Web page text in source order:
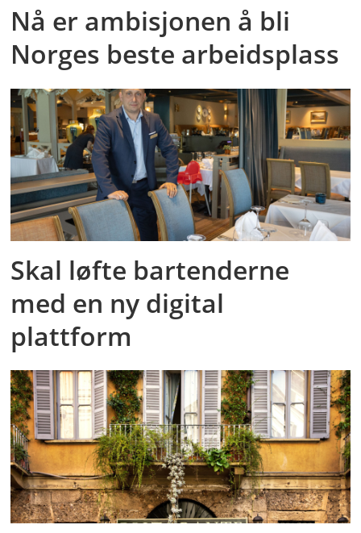
Nå er ambisjonen å bli
Norges beste arbeidsplass
Skal løfte bartenderne
med en ny digital
plattform